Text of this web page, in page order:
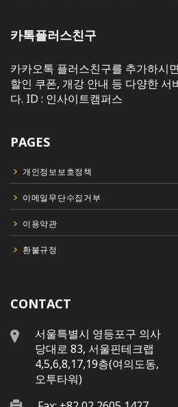
카톡플러스친구
카카오톡 플러스친구를 추가하시
할인 쿠폰, 개강 안내 등 다양한 서
다. ID : 인사이트캠퍼스
PAGES
개인정보보호정책
이메일무단수집거부
이용약관
환불규정
CONTACT
서울특별시 영등포구 의사
당대로 83, 서울핀테크랩
4,5,6,8,17,19층(여의도동,
오투타워)